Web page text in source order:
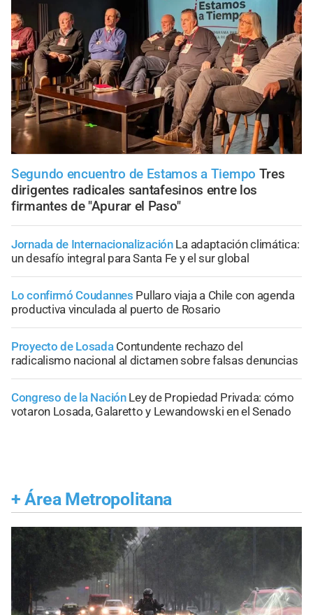
Segundo encuentro de Estamos a Tiempo Tres
dirigentes radicales santafesinos entre los
firmantes de "Apurar el Paso"
Jornada de Internacionalización La adaptación climática:
un desafío integral para Santa Fe y el sur global
Lo confirmó Coudannes Pullaro viaja a Chile con agenda
productiva vinculada al puerto de Rosario
Proyecto de Losada Contundente rechazo del
radicalismo nacional al dictamen sobre falsas denuncias
Congreso de la Nación Ley de Propiedad Privada: cómo
votaron Losada, Galaretto y Lewandowski en el Senado
+ Área Metropolitana